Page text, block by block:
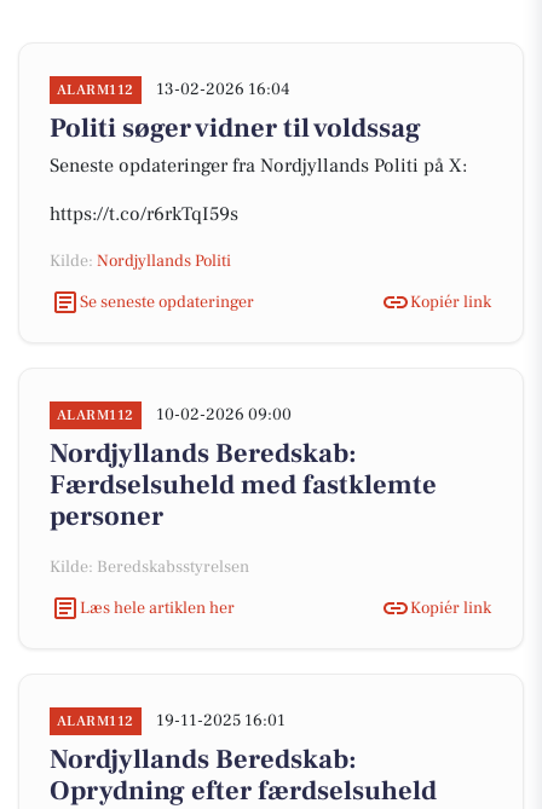
ALARM112 13-02-2026 16:04
Politi søger vidner til voldssag
Seneste opdateringer fra Nordjyllands Politi på X:
https://t.co/r6rkTqI59s
Kilde: Nordjyllands Politi
Se seneste opdateringer
Kopiér link
ALARM112 10-02-2026 09:00
Nordjyllands Beredskab:
Færdselsuheld med fastklemte
personer
Kilde: Beredskabsstyrelsen
Læs hele artiklen her
Kopiér link
ALARM112 19-11-2025 16:01
Nordjyllands Beredskab:
Oprydning efter færdselsuheld